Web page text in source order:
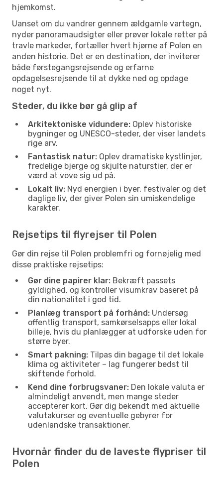
hjemkomst.
Uanset om du vandrer gennem ældgamle vartegn,
nyder panoramaudsigter eller prøver lokale retter på
travle markeder, fortæller hvert hjørne af Polen en
anden historie. Det er en destination, der inviterer
både førstegangsrejsende og erfarne
opdagelsesrejsende til at dykke ned og opdage
noget nyt.
Steder, du ikke bør gå glip af
Arkitektoniske vidundere: Oplev historiske
bygninger og UNESCO-steder, der viser landets
rige arv.
Fantastisk natur: Oplev dramatiske kystlinjer,
fredelige bjerge og skjulte naturstier, der er
værd at vove sig ud på.
Lokalt liv: Nyd energien i byer, festivaler og det
daglige liv, der giver Polen sin umiskendelige
karakter.
Rejsetips til flyrejser til Polen
Gør din rejse til Polen problemfri og fornøjelig med
disse praktiske rejsetips:
Gør dine papirer klar: Bekræft passets
gyldighed, og kontroller visumkrav baseret på
din nationalitet i god tid.
Planlæg transport på forhånd: Undersøg
offentlig transport, samkørselsapps eller lokal
billeje, hvis du planlægger at udforske uden for
større byer.
Smart pakning: Tilpas din bagage til det lokale
klima og aktiviteter – lag fungerer bedst til
skiftende forhold.
Kend dine forbrugsvaner: Den lokale valuta er
almindeligt anvendt, men mange steder
accepterer kort. Gør dig bekendt med aktuelle
valutakurser og eventuelle gebyrer for
udenlandske transaktioner.
Hvornår finder du de laveste flypriser til
Polen